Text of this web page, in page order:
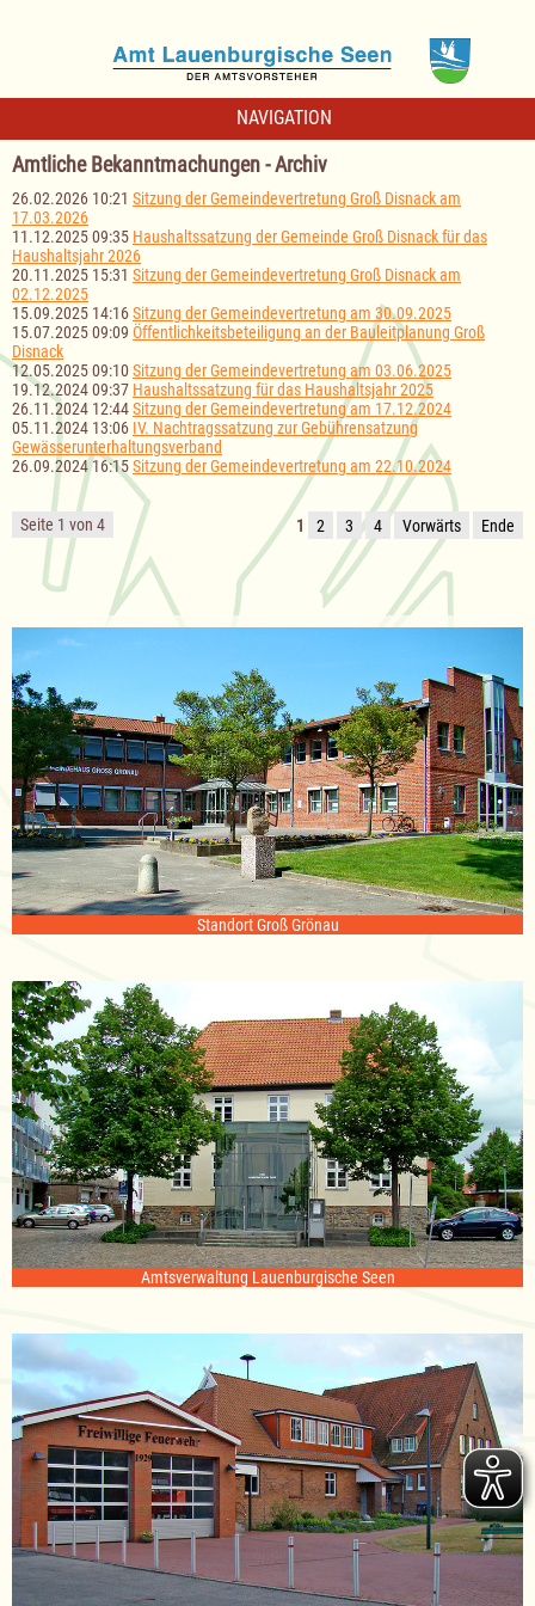
NAVIGATION
Amtliche Bekanntmachungen - Archiv
26.02.2026 10:21 Sitzung der Gemeindevertretung Groß Disnack am
17.03.2026
11.12.2025 09:35 Haushaltssatzung der Gemeinde Groß Disnack für das
Haushaltsjahr 2026
20.11.2025 15:31 Sitzung der Gemeindevertretung Groß Disnack am
02.12.2025
15.09.2025 14:16Sitzung der Gemeindevertretung am 30.09.2025
15.07.2025 09:09 Öffentlichkeitsbeteiligung an der Bauleitplanung Groß
Disnack
12.05.2025 09:10 Sitzung der Gemeindevertretung am 03.06.2025
19.12.2024 09:37 Haushaltssatzung für das Haushaltsjahr 2025
26.11.2024 12:44Sitzung der Gemeindevertretung am 17.12.2024
05.11.2024 13:06 IV. Nachtragssatzung zur Gebührensatzung
Gewässerunterhaltungsverband
26.09.2024 16:15Sitzung der Gemeindevertretung am 22.10.2024
Seite 1 von 4 1 2 3 4 Vorwärts Ende
Standort Groß Grönau
Amtsverwaltung Lauenburgische Seen